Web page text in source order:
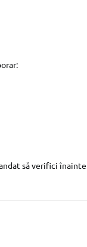
să verifici înainte